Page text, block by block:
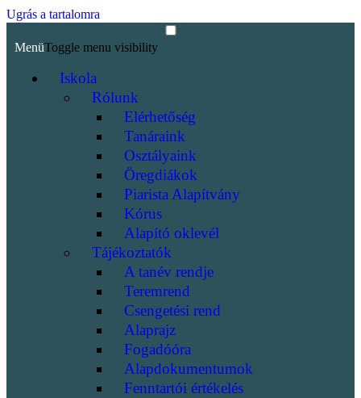
Ugrás a tartalomra
MenüToggle menu visibility
Iskola
Rólunk
Elérhetőség
Tanáraink
Osztályaink
Öregdiákok
Piarista Alapítvány
Kórus
Alapító oklevél
Tájékoztatók
A tanév rendje
Teremrend
Csengetési rend
Alaprajz
Fogadóóra
Alapdokumentumok
Fenntartói értékelés